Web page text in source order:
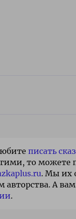
писать
то можете
. Мы их
авторства. А
.